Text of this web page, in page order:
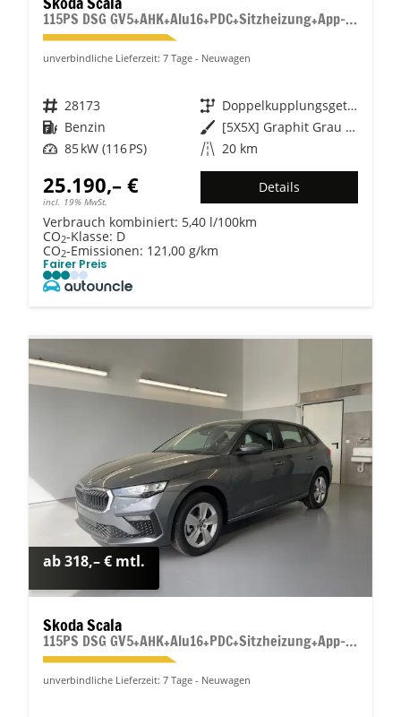
115PS DSG GV5+AHK+Alu16+PDC+Sitzheizung+App-Connect
unverbindliche Lieferzeit: 7 Tage Neuwagen
Fahrzeugnr. 28173 Getriebe
Doppelkupplungsgetriebe (DSG)
Kraftstoff Benzin Außenfarbe
[5X5X] Graphit Grau Metallic
Leistung 85 kW (116 PS) Kilometerstand 20 km
25.190,– €
incl. 19% MwSt.
Details
Verbrauch kombiniert: 5,40 l/100km
CO2-Klasse: D
CO2-Emissionen: 121,00 g/km
Fairer Preis
ab 318,– € mtl.
Skoda Scala
115PS DSG GV5+AHK+Alu16+PDC+Sitzheizung+App-Connect
unverbindliche Lieferzeit: 7 Tage Neuwagen